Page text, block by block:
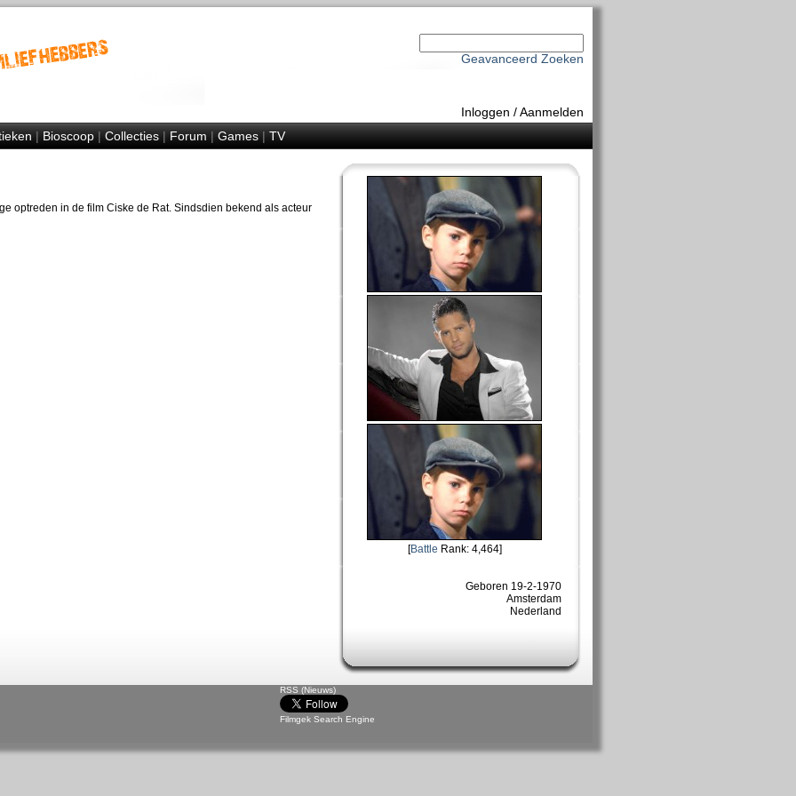
Geavanceerd Zoeken
Inloggen /Aanmelden
|Bioscoop|Collecties|Forum|Games|TV
[Battle Rank: 4,464]
Geboren 19-2-1970
Amsterdam
Nederland
optreden in de film Ciske de Rat. Sindsdien bekend als acteur
RSS (Nieuws)
Filmgek Search Engine